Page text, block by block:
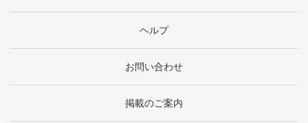
ヘルプ
お問い合わせ
掲載のご案内